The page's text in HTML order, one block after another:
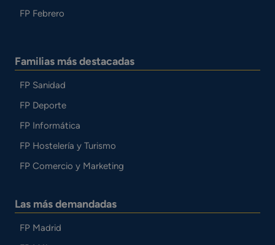
FP Febrero
Familias más destacadas
FP Sanidad
FP Deporte
FP Informática
FP Hostelería y Turismo
FP Comercio y Marketing
Las más demandadas
FP Madrid